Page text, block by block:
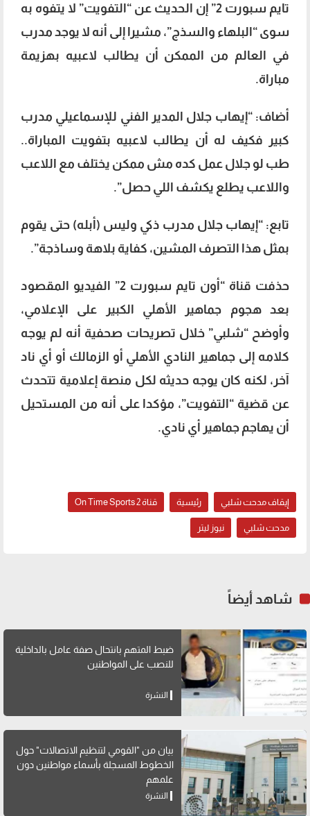
تايم سبورت 2” إن الحديث عن “التفويت” لا يتفوه به
سوى “البلهاء والسذج”، مشيرا إلى أنه لا يوجد مدرب
في العالم من الممكن أن يطالب لاعبيه بهزيمة
مباراة.
أضاف: “إيهاب جلال المدير الفني للإسماعيلي مدرب
كبير فكيف له أن يطالب لاعبيه بتفويت المباراة..
طب لو جلال عمل كده مش ممكن يختلف مع اللاعب
واللاعب يطلع يكشف اللي حصل”.
تابع: “إيهاب جلال مدرب ذكي وليس (أبله) حتى يقوم
بمثل هذا التصرف المشين، كفاية بلاهة وساذجة”.
حذفت قناة “أون تايم سبورت 2” الفيديو المقصود
بعد هجوم جماهير الأهلي الكبير على الإعلامي،
وأوضح “شلبي” خلال تصريحات صحفية أنه لم يوجه
كلامه إلى جماهير النادي الأهلي أو الزمالك أو أي ناد
آخر، لكنه كان يوجه حديثه لكل منصة إعلامية تتحدث
عن قضية “التفويت”، مؤكدا على أنه من المستحيل
أن يهاجم جماهير أي نادي.
إيقاف مدحت شلبي رئيسية قناة On Time Sports 2
مدحت شلبي نيوز ليتر
شاهد أيضاً
ضبط المتهم بانتحال صفة عامل بالداخلية
للنصب على المواطنين
النشرة
بيان من "القومي لتنظيم الاتصالات" حول
الخطوط المسجلة بأسماء مواطنين دون
علمهم
النشرة